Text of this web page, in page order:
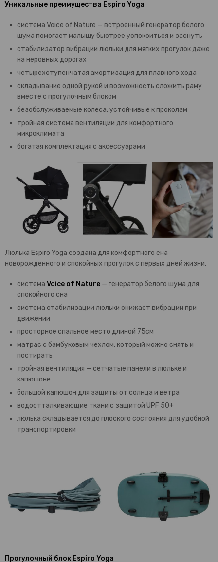
Уникальные преимущества Espiro Yoga
система Voice of Nature — встроенный генератор белого
шума помогает малышу быстрее успокоиться и заснуть
стабилизатор вибрации люльки для мягких прогулок даже
на неровных дорогах
четырехступенчатая амортизация для плавного хода
складывание одной рукой и возможность сложить раму
вместе с прогулочным блоком
безобслуживаемые колеса, устойчивые к проколам
тройная система вентиляции для комфортного
микроклимата
богатая комплектация с аксессуарами
Люлька Espiro Yoga создана для комфортного сна
новорожденного и спокойных прогулок с первых дней жизни.
система Voice of Nature — генератор белого шума для
спокойного сна
система стабилизации люльки снижает вибрации при
движении
просторное спальное место длиной 75см
матрас с бамбуковым чехлом, который можно снять и
постирать
тройная вентиляция — сетчатые панели в люльке и
капюшоне
большой капюшон для защиты от солнца и ветра
водоотталкивающие ткани с защитой UPF 50+
люлька складывается до плоского состояния для удобной
транспортировки
Прогулочный блок Espiro Yoga